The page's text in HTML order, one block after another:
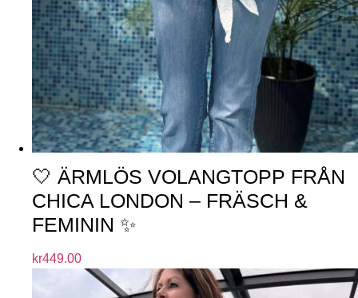
🤍 ÄRMLÖS VOLANGTOPP FRÅN
CHICA LONDON – FRÄSCH &
FEMININ ✨
kr449.00